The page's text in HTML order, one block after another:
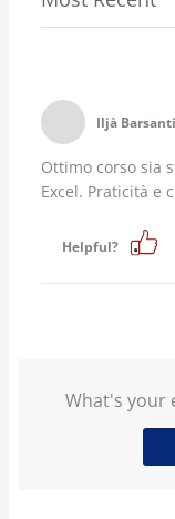
Iljà Barsanti
Ottimo corso sia
Excel. Praticità e
Helpful?
What's your